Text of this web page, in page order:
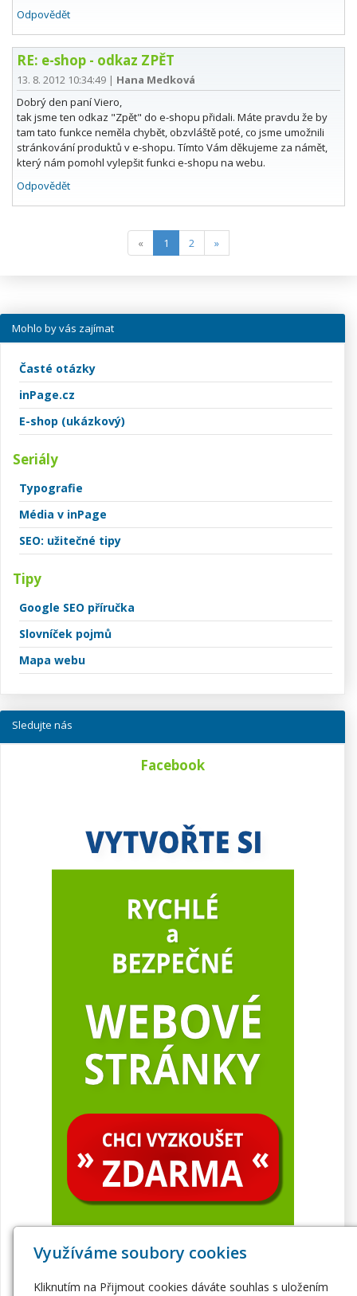
Odpovědět
RE: e-shop - odkaz ZPĚT
13. 8. 2012 10:34:49 | Hana Medková
Dobrý den paní Viero,
tak jsme ten odkaz "Zpět" do e-shopu přidali. Máte pravdu že by
tam tato funkce neměla chybět, obzvláště poté, co jsme umožnili
stránkování produktů v e-shopu. Tímto Vám děkujeme za námět,
který nám pomohl vylepšit funkci e-shopu na webu.
Odpovědět
« 1 (current)
2 »
Mohlo by vás zajímat
Časté otázky
inPage.cz
E-shop (ukázkový)
Seriály
Typografie
Média v inPage
SEO: užitečné tipy
Tipy
Google SEO příručka
Slovníček pojmů
Mapa webu
Sledujte nás
Facebook
Využíváme soubory cookies
Kliknutím na Přijmout cookies dáváte souhlas s uložením